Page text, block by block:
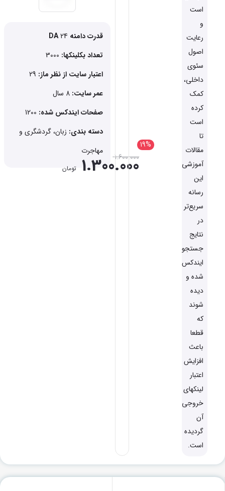
قدرت دامنه DA 24
تعداد بکلینکها:
اعتبار سایت از نظر ماز:
عمر سایت:8 سال
صفحات ایندکس شده:
دسته بندی: زبان، گردشگری و
مهاجرت
است
و
رعایت
اصول
سئوی
داخلی،
کمک
کرده
است
تا
مقالات
آموزشی
این
رسانه
سریع‌تر
در
نتایج
جستجو
ایندکس
شده و
دیده
شوند
که
قطعا
باعث
افزایش
اعتبار
لینکهای
خروجی
آن
گردیده
است.
19%
1.600.000
1.300.000 تومان